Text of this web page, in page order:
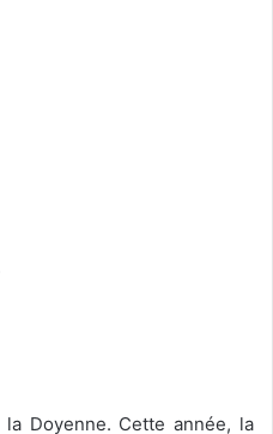
Doyenne. Cette année, la